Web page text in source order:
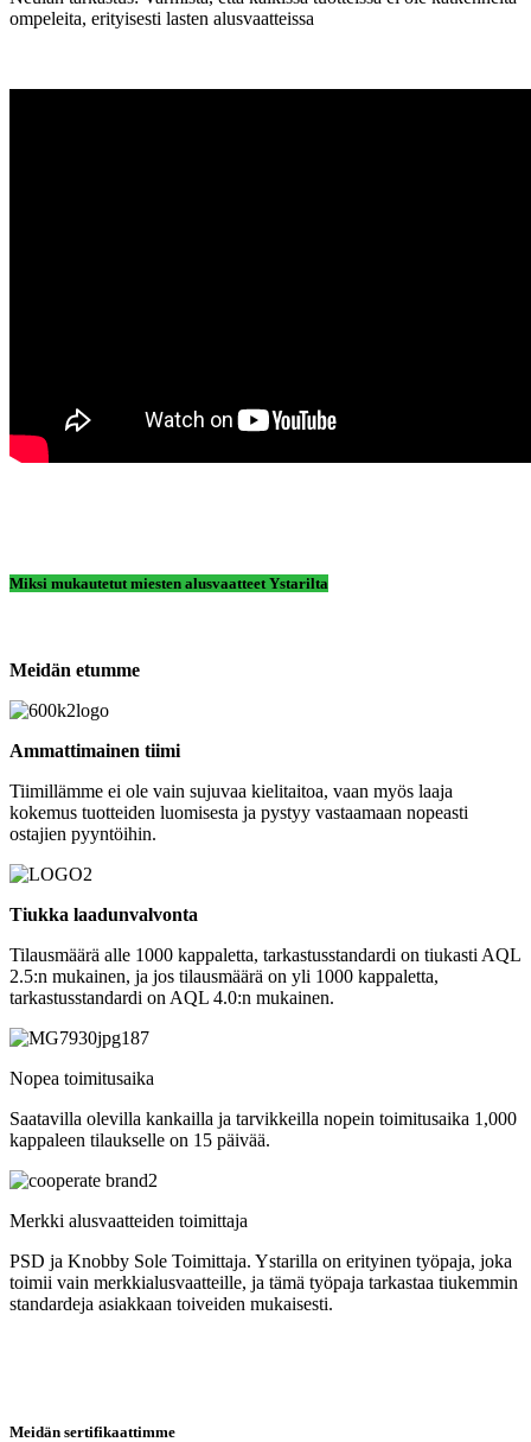
ompeleita, erityisesti lasten alusvaatteissa
Miksi mukautetut miesten alusvaatteet Ystarilta
Meidän etumme
Ammattimainen tiimi
Tiimillämme ei ole vain sujuvaa kielitaitoa, vaan myös laaja
kokemus tuotteiden luomisesta ja pystyy vastaamaan nopeasti
ostajien pyyntöihin.
Tiukka laadunvalvonta
Tilausmäärä alle 1000 kappaletta, tarkastusstandardi on tiukasti AQL
2.5:n mukainen, ja jos tilausmäärä on yli 1000 kappaletta,
tarkastusstandardi on AQL 4.0:n mukainen.
Nopea toimitusaika
Saatavilla olevilla kankailla ja tarvikkeilla nopein toimitusaika 1,000
kappaleen tilaukselle on 15 päivää.
Merkki alusvaatteiden toimittaja
PSD ja Knobby Sole Toimittaja. Ystarilla on erityinen työpaja, joka
toimii vain merkkialusvaatteille, ja tämä työpaja tarkastaa tiukemmin
standardeja asiakkaan toiveiden mukaisesti.
Meidän sertifikaattimme